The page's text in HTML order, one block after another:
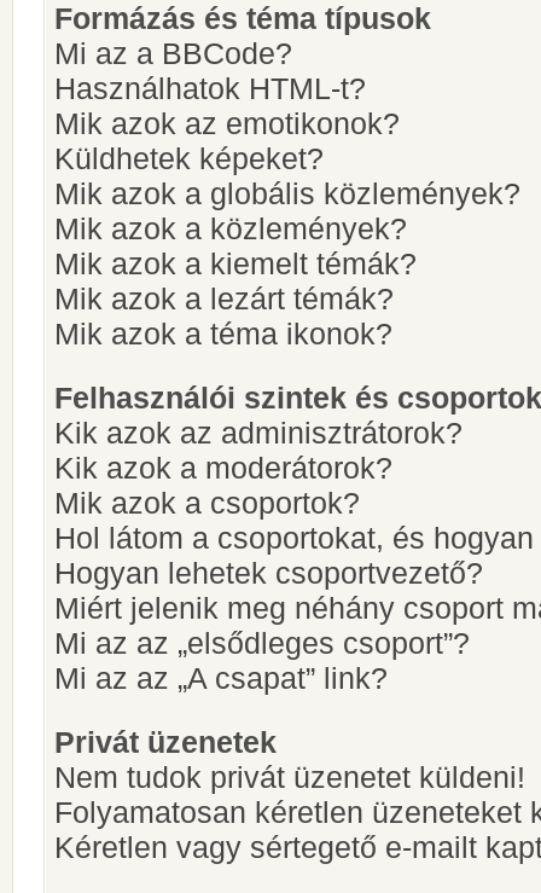
Formázás és téma típusok
Mi az a BBCode?
Használhatok HTML-t?
Mik azok az emotikonok?
Küldhetek képeket?
Mik azok a globális közlemények?
Mik azok a közlemények?
Mik azok a kiemelt témák?
Mik azok a lezárt témák?
Mik azok a téma ikonok?
Felhasználói szintek és csoportok
Kik azok az adminisztrátorok?
Kik azok a moderátorok?
Mik azok a csoportok?
Hol látom a csoportokat, és
Hogyan lehetek csoportvezető?
Miért jelenik meg néhány csoport
Mi az az „elsődleges csoport”?
Mi az az „A csapat” link?
Privát üzenetek
Nem tudok privát üzenetet küldeni!
Folyamatosan kéretlen üzeneteket
Kéretlen vagy sértegető e-mailt